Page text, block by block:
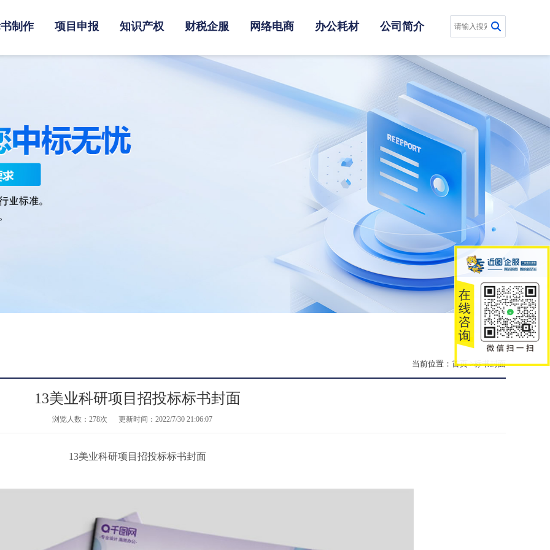
制作 项目申报 知识产权 财税企服 网络电商 办公耗材 公司简介
当前位置： 首页>标书封面
13美业科研项目招投标标书封面
浏览人数： 278次 更新时间：2022/7/30 21:06:07
13美业科研项目招投标标书封面